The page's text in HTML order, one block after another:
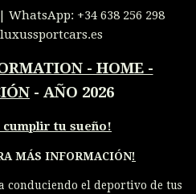
| WhatsApp: +34 638 256 298
- HOME -
- AÑO 2026
cumplir tu sueño!
MÁS INFORMACIÓN!
conduciendo el deportivo de tus